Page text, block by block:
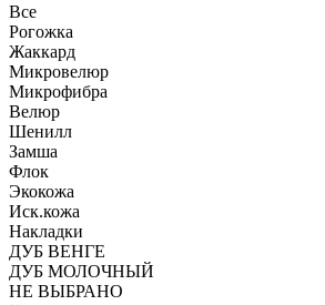
Все
Рогожка
Жаккард
Микровелюр
Микрофибра
Велюр
Шенилл
Замша
Флок
Экокожа
Иск.кожа
Накладки
ДУБ ВЕНГЕ
ДУБ МОЛОЧНЫЙ
НЕ ВЫБРАНО